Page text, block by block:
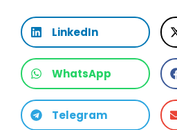
LinkedIn
WhatsApp
Telegram